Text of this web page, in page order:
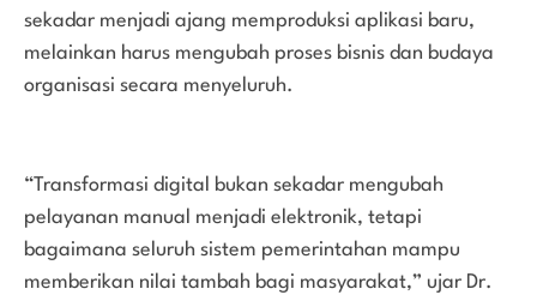
sekadar menjadi ajang memproduksi aplikasi baru,
melainkan harus mengubah proses bisnis dan budaya
organisasi secara menyeluruh.
“Transformasi digital bukan sekadar mengubah
pelayanan manual menjadi elektronik, tetapi
bagaimana seluruh sistem pemerintahan mampu
memberikan nilai tambah bagi masyarakat,” ujar Dr.